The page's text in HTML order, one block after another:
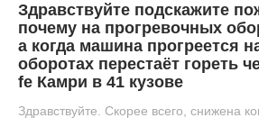
Здравствуйте подскажите
почему на прогревочных
а когда машина прогреется
оборотах перестаёт гореть
fe Камри в 41 кузове
Здравствуйте. Скорее всего, снижена